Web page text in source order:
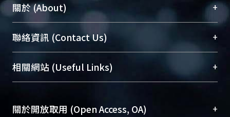
關於 (About) +
臺大位居世界頂尖大學之列，為永久珍藏及向國際
展現本校豐碩的研究成果及學術能量，圖書館整合
機構典藏（NTUR）與學術庫（AH）不同功能平
台，成為臺大學術典藏NTU scholars。期能整合研
成果。
聯絡資訊 (Contact Us) +
總館學科館員(Main Library)
醫學圖書館學科館員(Medical Library)
Sciences Library)
相關網站 (Useful Links) +
關於開放取用 (Open Access, OA) +